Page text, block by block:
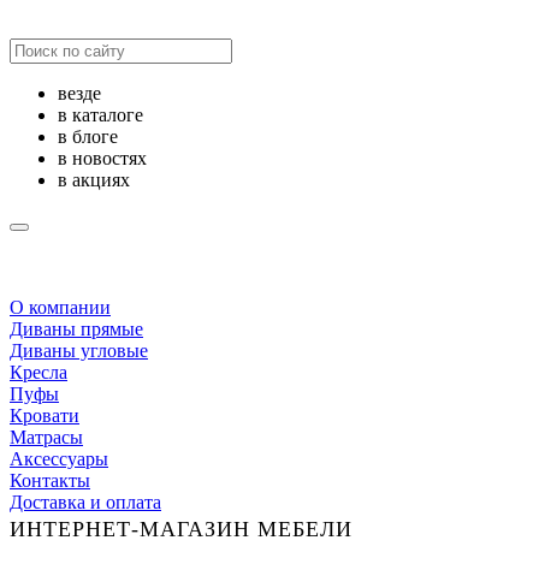
везде
в каталоге
в блоге
в новостях
в акциях
О компании
Диваны прямые
Диваны угловые
Кресла
Пуфы
Кровати
Матрасы
Аксессуары
Контакты
Доставка и оплата
ИНТЕРНЕТ-МАГАЗИН МЕБЕЛИ